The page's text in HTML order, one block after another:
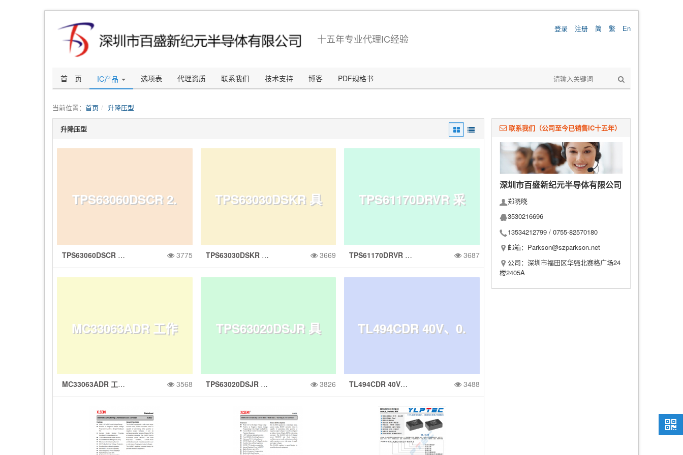
登录 注册 简 繁 En
十五年专业代理IC经验
首 页 IC产品 选项表 代理资质 联系我们 技术支持 博客 PDF规格书
当前位置： 首页 升降压型
升降压型
TPS63060DSCR 2.
5V 至 12V 输入电
5A 开关电流限制降
3775
TPS63060DSCR 2.5V 至 12V 输入电压、93% 效率、2.25A 开关电流限制降压/升压转换器
TPS63030DSKR 具
有 1A 开关的高效
升压转换器
3669
TPS63030DSKR 具有 1A 开关的高效率、单电感器、降压升压转换器
TPS61170DRVR 采
用 2x2mm QFN 封
高压升压转换器
3687
TPS61170DRVR 采用 2x2mm QFN 封装的 1.2A 开关 38V 高压升压转换器
MC33063ADR 工作
3568
MC33063ADR 工作温度范围为 -40°C 至 85°C 的 1.5A 升压、降压、反相开关稳压器
TPS63020DSJR 具
3826
TPS63020DSJR 具有 4A 开关的高效率单电感器降压/升压转换器
TL494CDR 40V、0.
2A 300KHz PWM
3488
TL494CDR 40V、0.2A 300KHz PWM 控制器
联系我们（公司至今已销售IC十五年）
深圳市百盛新纪元半导体有限公司
郑晓晓
3530216696
13534212799 / 0755-82570180
邮箱：Parkson@szparkson.net
公司：深圳市福田区华强北赛格广场24
楼2405A